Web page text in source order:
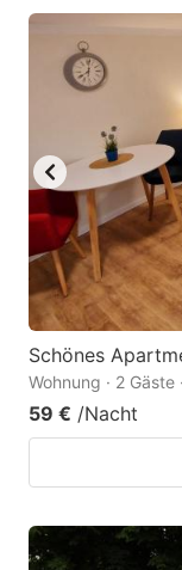
Schönes
Wohnung · 2 Gäste
59 € /Nacht